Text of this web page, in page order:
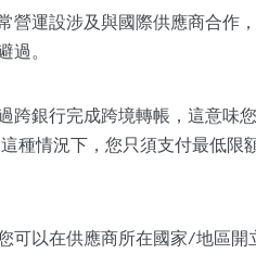
營運設涉及與國際供應商合作
過。
跨銀行完成跨境轉帳，這意味
種情況下，您只須支付最低
可以在供應商所在國家/地區